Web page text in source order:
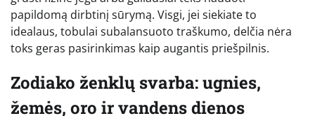
papildomą dirbtinį sūrymą. Visgi, jei siekiate to
idealaus, tobulai subalansuoto traškumo, delčia nėra
toks geras pasirinkimas kaip augantis priešpilnis.
Zodiako ženklų svarba: ugnies,
žemės, oro ir vandens dienos